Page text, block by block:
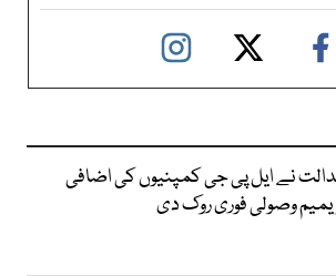
نے ایل پی جی کمپنیوں کی اضافی
وصولی فوری روک دی